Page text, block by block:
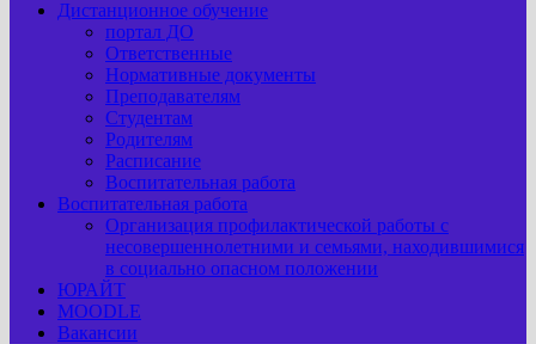
Дистанционное обучение
портал ДО
Ответственные
Нормативные документы
Преподавателям
Студентам
Родителям
Расписание
Воспитательная работа
Воспитательная работа
Организация профилактической работы с
несовершеннолетними и семьями, находившимися
в социально опасном положении
ЮРАЙТ
MOODLE
Вакансии